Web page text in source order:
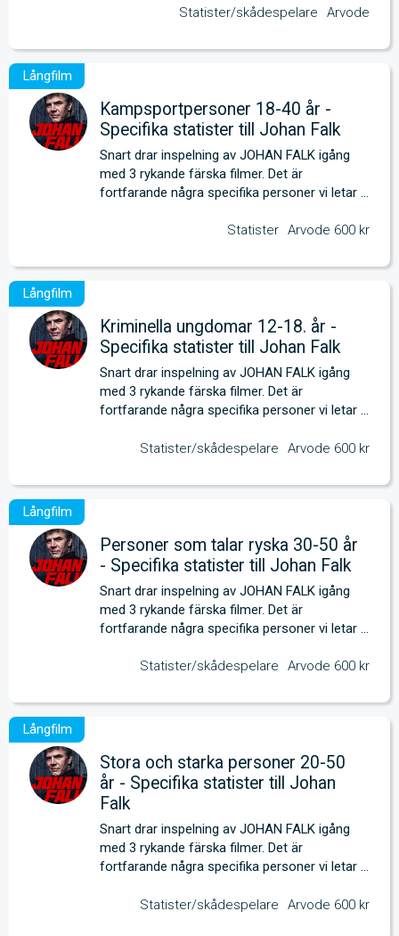
Statister/skådespelare Arvode
Kampsportpersoner 18-40 år -
Specifika statister till Johan Falk
Snart drar inspelning av JOHAN FALK igång
med 3 rykande färska filmer. Det är
fortfarande några specifika personer vi letar
Statister Arvode 600 kr
Kriminella ungdomar 12-18. år -
Specifika statister till Johan Falk
Snart drar inspelning av JOHAN FALK igång
med 3 rykande färska filmer. Det är
fortfarande några specifika personer vi letar
Statister/skådespelare
Arvode 600 kr
Personer som talar ryska 30-50 år
- Specifika statister till Johan Falk
Snart drar inspelning av JOHAN FALK igång
med 3 rykande färska filmer. Det är
fortfarande några specifika personer vi letar
Statister/skådespelare
Arvode 600 kr
Stora och starka personer 20-50
år - Specifika statister till Johan
Falk
Snart drar inspelning av JOHAN FALK igång
med 3 rykande färska filmer. Det är
fortfarande några specifika personer vi letar
Statister/skådespelare
Arvode 600 kr